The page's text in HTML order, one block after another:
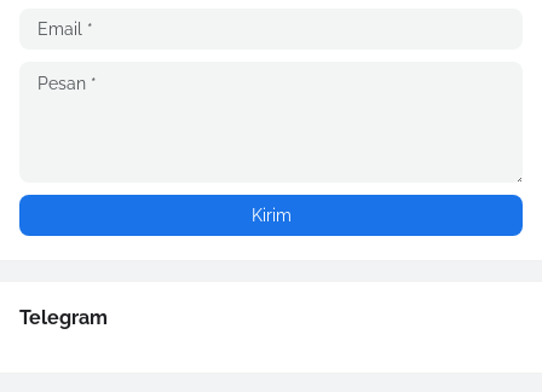
Telegram